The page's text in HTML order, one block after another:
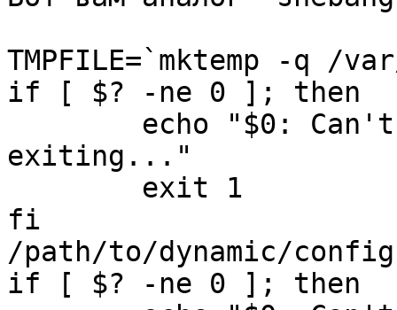
TMPFILE=`mktemp -q /
if [ $? -ne 0 ]; then
exiting..."
fi
/path/to/dynamic/
if [ $? -ne 0 ]; then